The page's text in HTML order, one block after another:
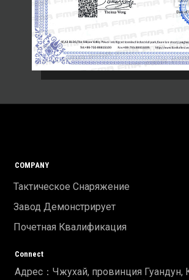
COMPANY
Тактическое Снаряжение
Завод Демонстрирует
Почетная Квалификация
Connect
Адрес：Чжухай, провинция Гуандун,